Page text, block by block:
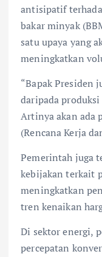
antisipatif
bakar minyak
satu upaya yang
meningkatkan
“Bapak Presiden
daripada
Artinya akan ada
(Rencana Kerja
Pemerintah juga
kebijakan terkait
meningkatkan
tren kenaikan
Di sektor energi,
percepatan